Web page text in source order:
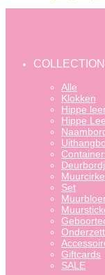
COLLECTION
Alle
Klokken
Hippe
Hippe
Set
Giftcards
SALE